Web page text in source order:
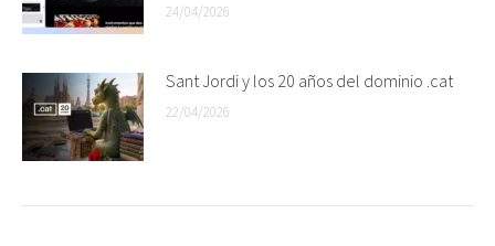
24/04/2026
Sant Jordi y los 20 años del dominio .cat
22/04/2026